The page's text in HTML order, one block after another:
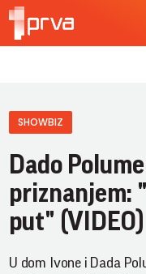
SHOWBIZ
Dado
priznanjem:
put" (VIDEO)
U dom Ivone i Dada